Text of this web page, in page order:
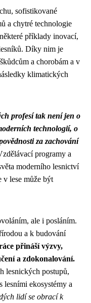
sofistikované
a chytré technologie
příklady inovací,
Díky nim je
a chorobám a v
klimatických
profesí tak není jen o
technologií, o
za zachování
programy a
moderního lesnictví
v lese může být
ale i posláním.
a k budování
přináší výzvy,
a zdokonalování.
lesnických postupů,
lesními ekosystémy a
lidí se obrací k